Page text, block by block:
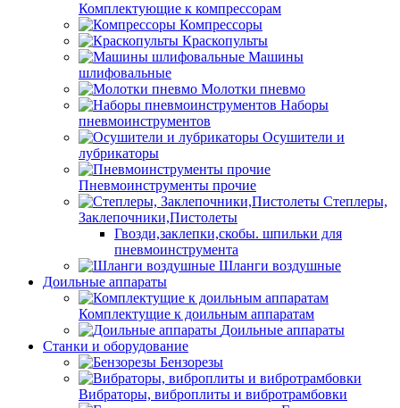
Комплектующие к компрессорам
Компрессоры
Краскопульты
Машины
шлифовальные
Молотки пневмо
Наборы
пневмоинструментов
Осушители и
лубрикаторы
Пневмоинструменты прочие
Степлеры,
Заклепочники,Пистолеты
Гвозди,заклепки,скобы. шпильки для
пневмоинструмента
Шланги воздушные
Доильные аппараты
Комплектущие к доильным аппаратам
Доильные аппараты
Станки и оборудование
Бензорезы
Вибраторы, виброплиты и вибротрамбовки